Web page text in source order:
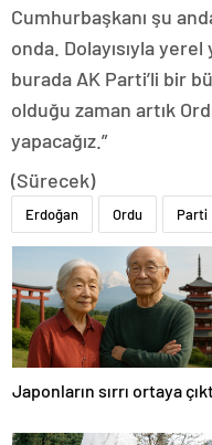
Cumhurbaşkanı şu
onda. Dolayısıyla
burada AK Parti’li bir
olduğu zaman artık
yapacağız.”
(Sürecek)
Erdoğan Ordu Parti
Japonların sırrı ortaya